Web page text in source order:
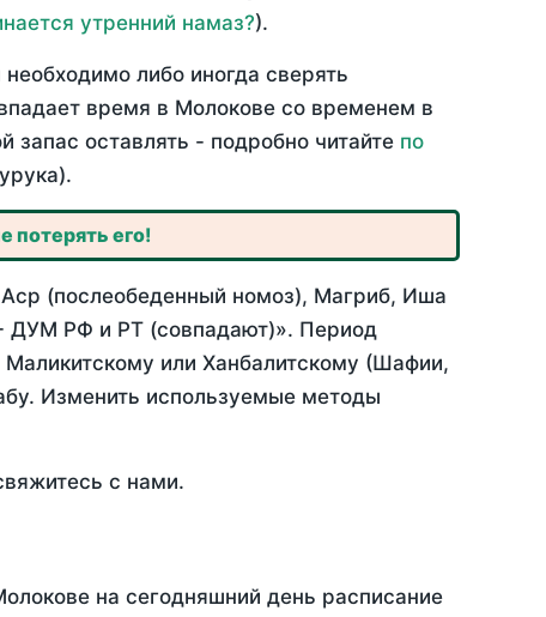
утренний намаз?).
либо иногда сверять
время в Молокове со временем в
запас оставлять - подробно читайте по
потерять его!
(послеобеденный номоз), Магриб, Иша
ДУМ РФ и РТ (совпадают)». Период
или Ханбалитскому (Шафии,
Изменить используемые методы
с нами.
на сегодняшний день расписание